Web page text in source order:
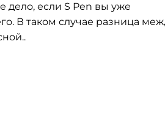
дело, если S Pen вы уже
В таком случае разница